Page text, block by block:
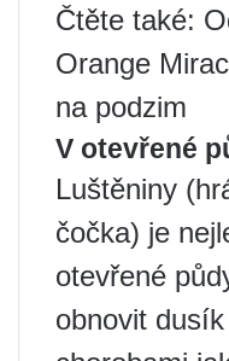
Čtěte také:
Orange
na podzim
V otevřené
Luštěniny
čočka) je
otevřené
obnovit